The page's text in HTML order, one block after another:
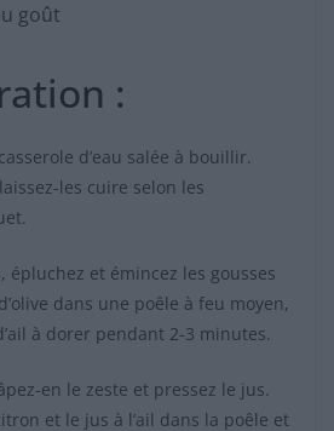
goût
:
d’eau salée à bouillir.
les cuire selon les
épluchez et émincez les gousses
dans une poêle à feu moyen,
à dorer pendant 2-3 minutes.
en le zeste et pressez le jus.
et le jus à l’ail dans la poêle et